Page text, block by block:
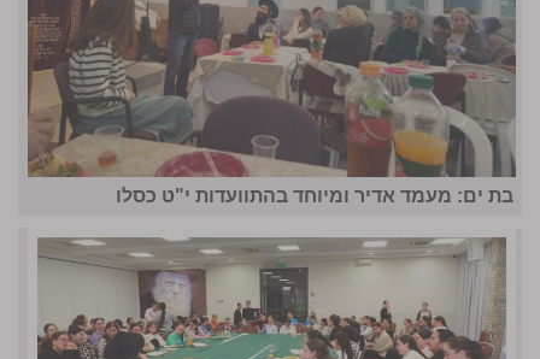
בת ים: מעמד אדיר ומיוחד בהתוועדות י"ט כסלו